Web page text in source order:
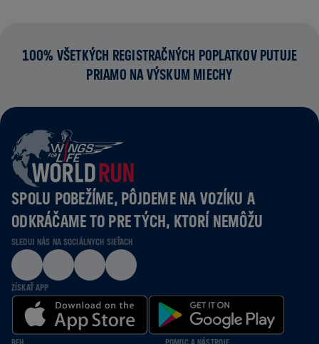
100% VŠETKÝCH REGISTRAČNÝCH POPLATKOV PUTUJE
PRIAMO NA VÝSKUM MIECHY
SPOLU POBEŽÍME, PÔJDEME NA VOZÍKU A
ODKRÁČAME TO PRE TÝCH, KTORÍ NEMÔŽU
SLEDUJ NÁS NA SOCIÁLNYCH SIEŤACH
ZÍSKAŤ APP